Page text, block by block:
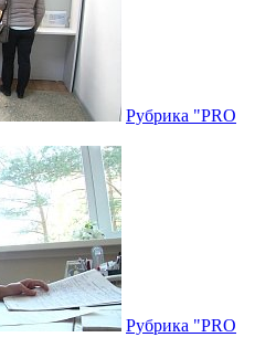
Рубрика "PRO
Рубрика "PRO